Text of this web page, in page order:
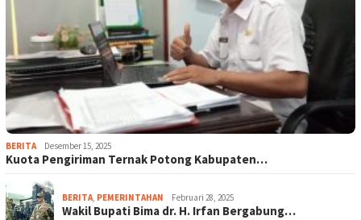
BERITA Desember 15, 2025
Kuota Pengiriman Ternak Potong Kabupaten…
BERITA PEMERINTAHAN Februari 28, 2025
Wakil Bupati Bima dr. H. Irfan Bergabung…